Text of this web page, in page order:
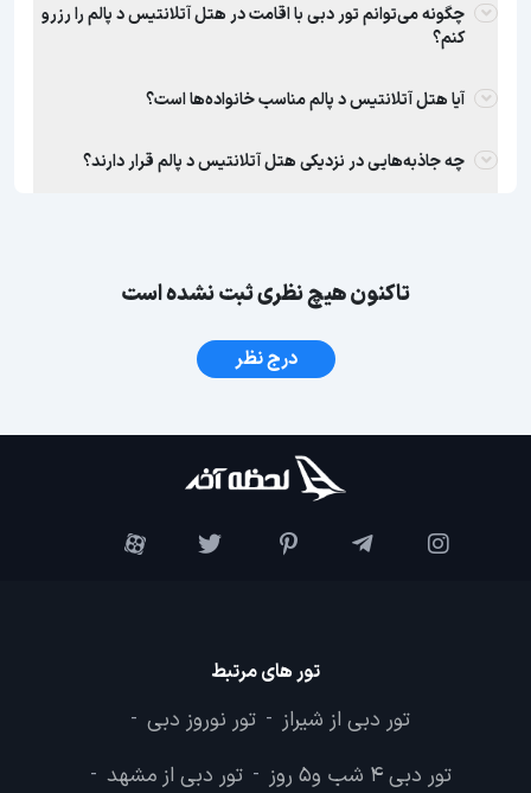
چگونه می‌توانم تور دبی با اقامت در هتل آتلانتیس د پالم را رزرو
کنم؟
آیا هتل آتلانتیس د پالم مناسب خانواده‌ها است؟
چه جاذبه‌هایی در نزدیکی هتل آتلانتیس د پالم قرار دارند؟
تاکنون هیچ نظری ثبت نشده است
درج نظر
تور های مرتبط
تور دبی از شیراز - تور نوروز دبی -
تور دبی 4 شب و5 روز - تور دبی از مشهد -